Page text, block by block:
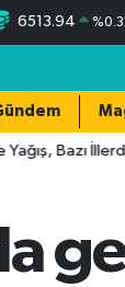
6513.94 %
Bazı İllerde